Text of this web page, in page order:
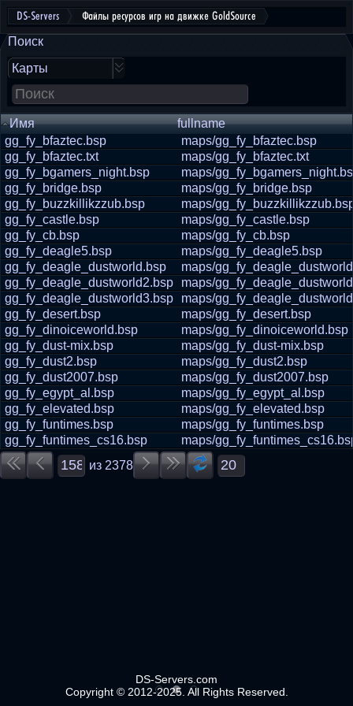
DS-Servers Файлы ресурсов игр на движке GoldSource
Поиск
Карты
Имя
fullname
gg_fy_bfaztec.bsp
maps/gg_fy_bfaztec.bsp
gg_fy_bfaztec.txt
maps/gg_fy_bfaztec.txt
gg_fy_bgamers_night.bsp
maps/
gg_fy_bridge.bsp
maps/gg_fy_bridge.bsp
gg_fy_buzzkillikzzub.bsp
maps/
gg_fy_castle.bsp
maps/gg_fy_castle.bsp
gg_fy_cb.bsp
maps/gg_fy_cb.bsp
gg_fy_deagle5.bsp
maps/gg_fy_deagle5.bsp
gg_fy_deagle_dustworld.bsp
maps/
gg_fy_deagle_dustworld2.bsp
maps/
gg_fy_deagle_dustworld3.bsp
maps/
gg_fy_desert.bsp
maps/gg_fy_desert.bsp
gg_fy_dinoiceworld.bsp
maps/gg_fy_dinoiceworld.bsp
gg_fy_dust-mix.bsp
maps/gg_fy_dust-mix.bsp
gg_fy_dust2.bsp
maps/gg_fy_dust2.bsp
gg_fy_dust2007.bsp
maps/gg_fy_dust2007.bsp
gg_fy_egypt_al.bsp
maps/gg_fy_egypt_al.bsp
gg_fy_elevated.bsp
maps/gg_fy_elevated.bsp
gg_fy_funtimes.bsp
maps/gg_fy_funtimes.bsp
gg_fy_funtimes_cs16.bsp
maps/
из 2378
DS-Servers.com
Copyright © 2012-2025. All Rights Reserved.